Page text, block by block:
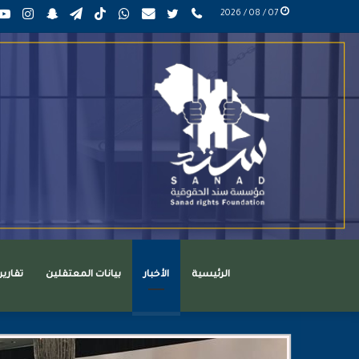
سناب
تشات
تيلقرامTikTokواتساب mail تويتر
عربي
phone
الرئيسية الأخبار بيانات المعتقلين